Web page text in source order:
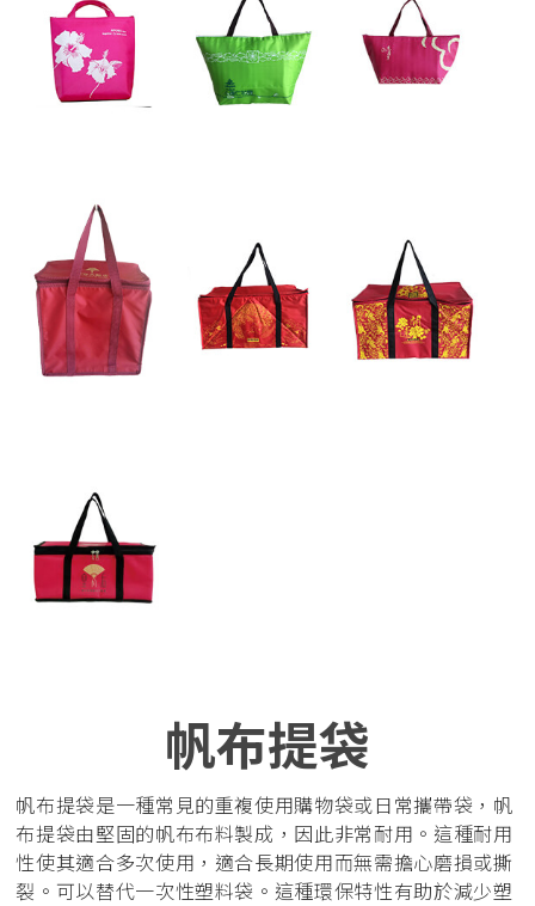
帆布提袋
帆布提袋是一種常見的重複使用購物袋或日常攜帶袋，帆
布提袋由堅固的帆布布料製成，因此非常耐用。這種耐用
性使其適合多次使用，適合長期使用而無需擔心磨損或撕
裂。可以替代一次性塑料袋。這種環保特性有助於減少塑